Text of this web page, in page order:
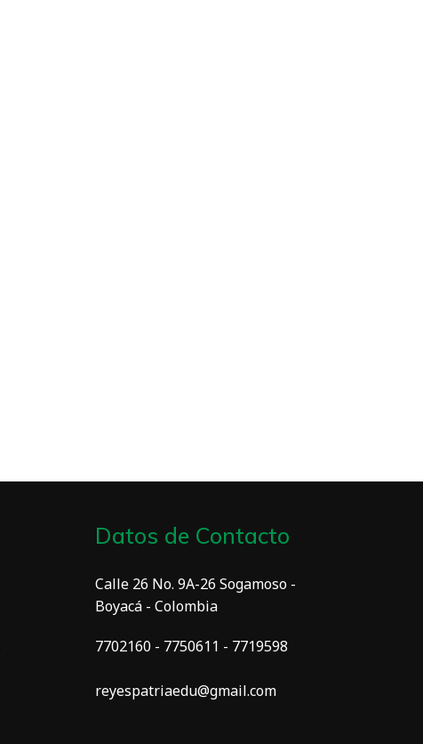
Datos de Contacto
Calle 26 No. 9A-26 Sogamoso -
Boyacá - Colombia
7702160 - 7750611 - 7719598
reyespatriaedu@gmail.com